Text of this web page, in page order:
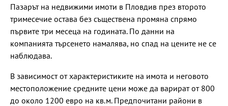
Пазарът на недвижими имоти в Пловдив през второто
тримесечие остава без съществена промяна спрямо
първите три месеца на годината. По данни на
компанията търсенето намалява, но спад на цените не се
наблюдава.
В зависимост от характеристиките на имота и неговото
местоположение средните цени може да варират от 800
до около 1200 евро на кв.м. Предпочитани райони в